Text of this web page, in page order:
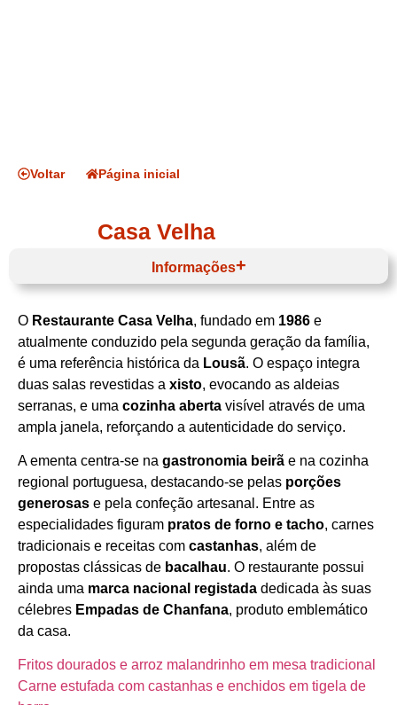
Voltar Página inicial
Casa Velha
O Restaurante Casa Velha, fundado em 1986 e
atualmente conduzido pela segunda geração da família,
é uma referência histórica da Lousã. O espaço integra
duas salas revestidas a xisto, evocando as aldeias
serranas, e uma cozinha aberta visível através de uma
ampla janela, reforçando a autenticidade do serviço.
A ementa centra‑se na gastronomia beirã e na cozinha
regional portuguesa, destacando‑se pelas porções
generosas e pela confeção artesanal. Entre as
especialidades figuram pratos de forno e tacho, carnes
tradicionais e receitas com castanhas, além de
propostas clássicas de bacalhau. O restaurante possui
ainda uma marca nacional registada dedicada às suas
célebres Empadas de Chanfana, produto emblemático
da casa.
Fritos dourados e arroz malandrinho em mesa tradicional
Carne estufada com castanhas e enchidos em tigela de
Informações
Horário de funcionamento